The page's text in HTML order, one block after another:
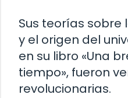
Sus teorías sobre
y el origen del
en su libro «Una
tiempo», fueron
revolucionarias.